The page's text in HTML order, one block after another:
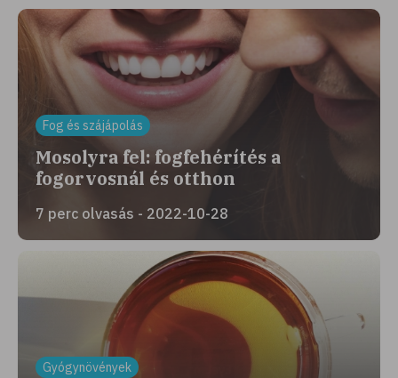
Fog és szájápolás
Mosolyra fel: fogfehérítés a
fogorvosnál és otthon
7 perc olvasás - 2022-10-28
Gyógynövények